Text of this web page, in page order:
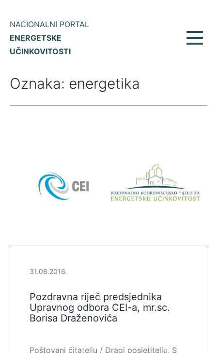
NACIONALNI PORTAL
ENERGETSKE
UČINKOVITOSTI
Oznaka: energetika
31.08.2016.
Pozdravna riječ predsjednika
Upravnog odbora CEI-a, mr.sc.
Borisa Draženovića
Poštovani čitatelju / Dragi posjetitelju, S